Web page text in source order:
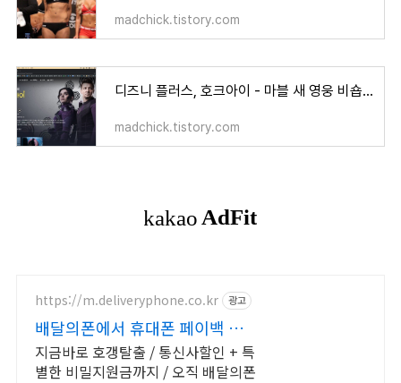
madchick.tistory.com
디즈니 플러스, 호크아이 - 마블 새 영웅 비숍 이야기
madchick.tistory.com
https://m.deliveryphone.co.kr 광고
배달의폰에서 휴대폰 페이백 박리
다매! 무조건 더 할인!
지금바로 호갱탈출 / 통신사할인 + 특
별한 비밀지원금까지 / 오직 배달의폰